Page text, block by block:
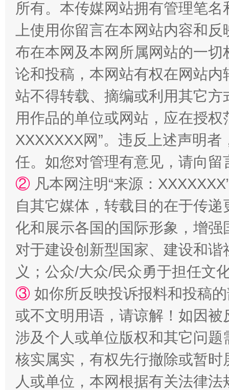
扯下公款旅游的“隐身衣” 如何以
完善运行机制助力责任有效落实 一纸欠
所有。本传媒网站拥有管理笔
上使用你留言在本网站内容和
布在本网及本网所属网站的一
论和投稿，本网站有权在网站
站不得转载、摘编或利用其它
用作品的单位或网站，应在授
XXXXXXX网”。违反上述声明
任。如您对管理有意见，请向
② 凡本网注明“来源：
自其它媒体，转载目的在于传
化和展示各国的国际形象，增
对于建设创新型国家、建设和
义；公众/大众/民众勇于担任文
③ 如你所反映投诉报料和投稿
或不文明用语，请谅解！如因
涉及个人或单位版权和其它问题
核实属实，有权先行撤除或暂
人或单位，本网根据有关法律